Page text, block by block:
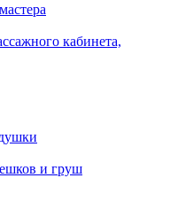
кабинета,
и груш